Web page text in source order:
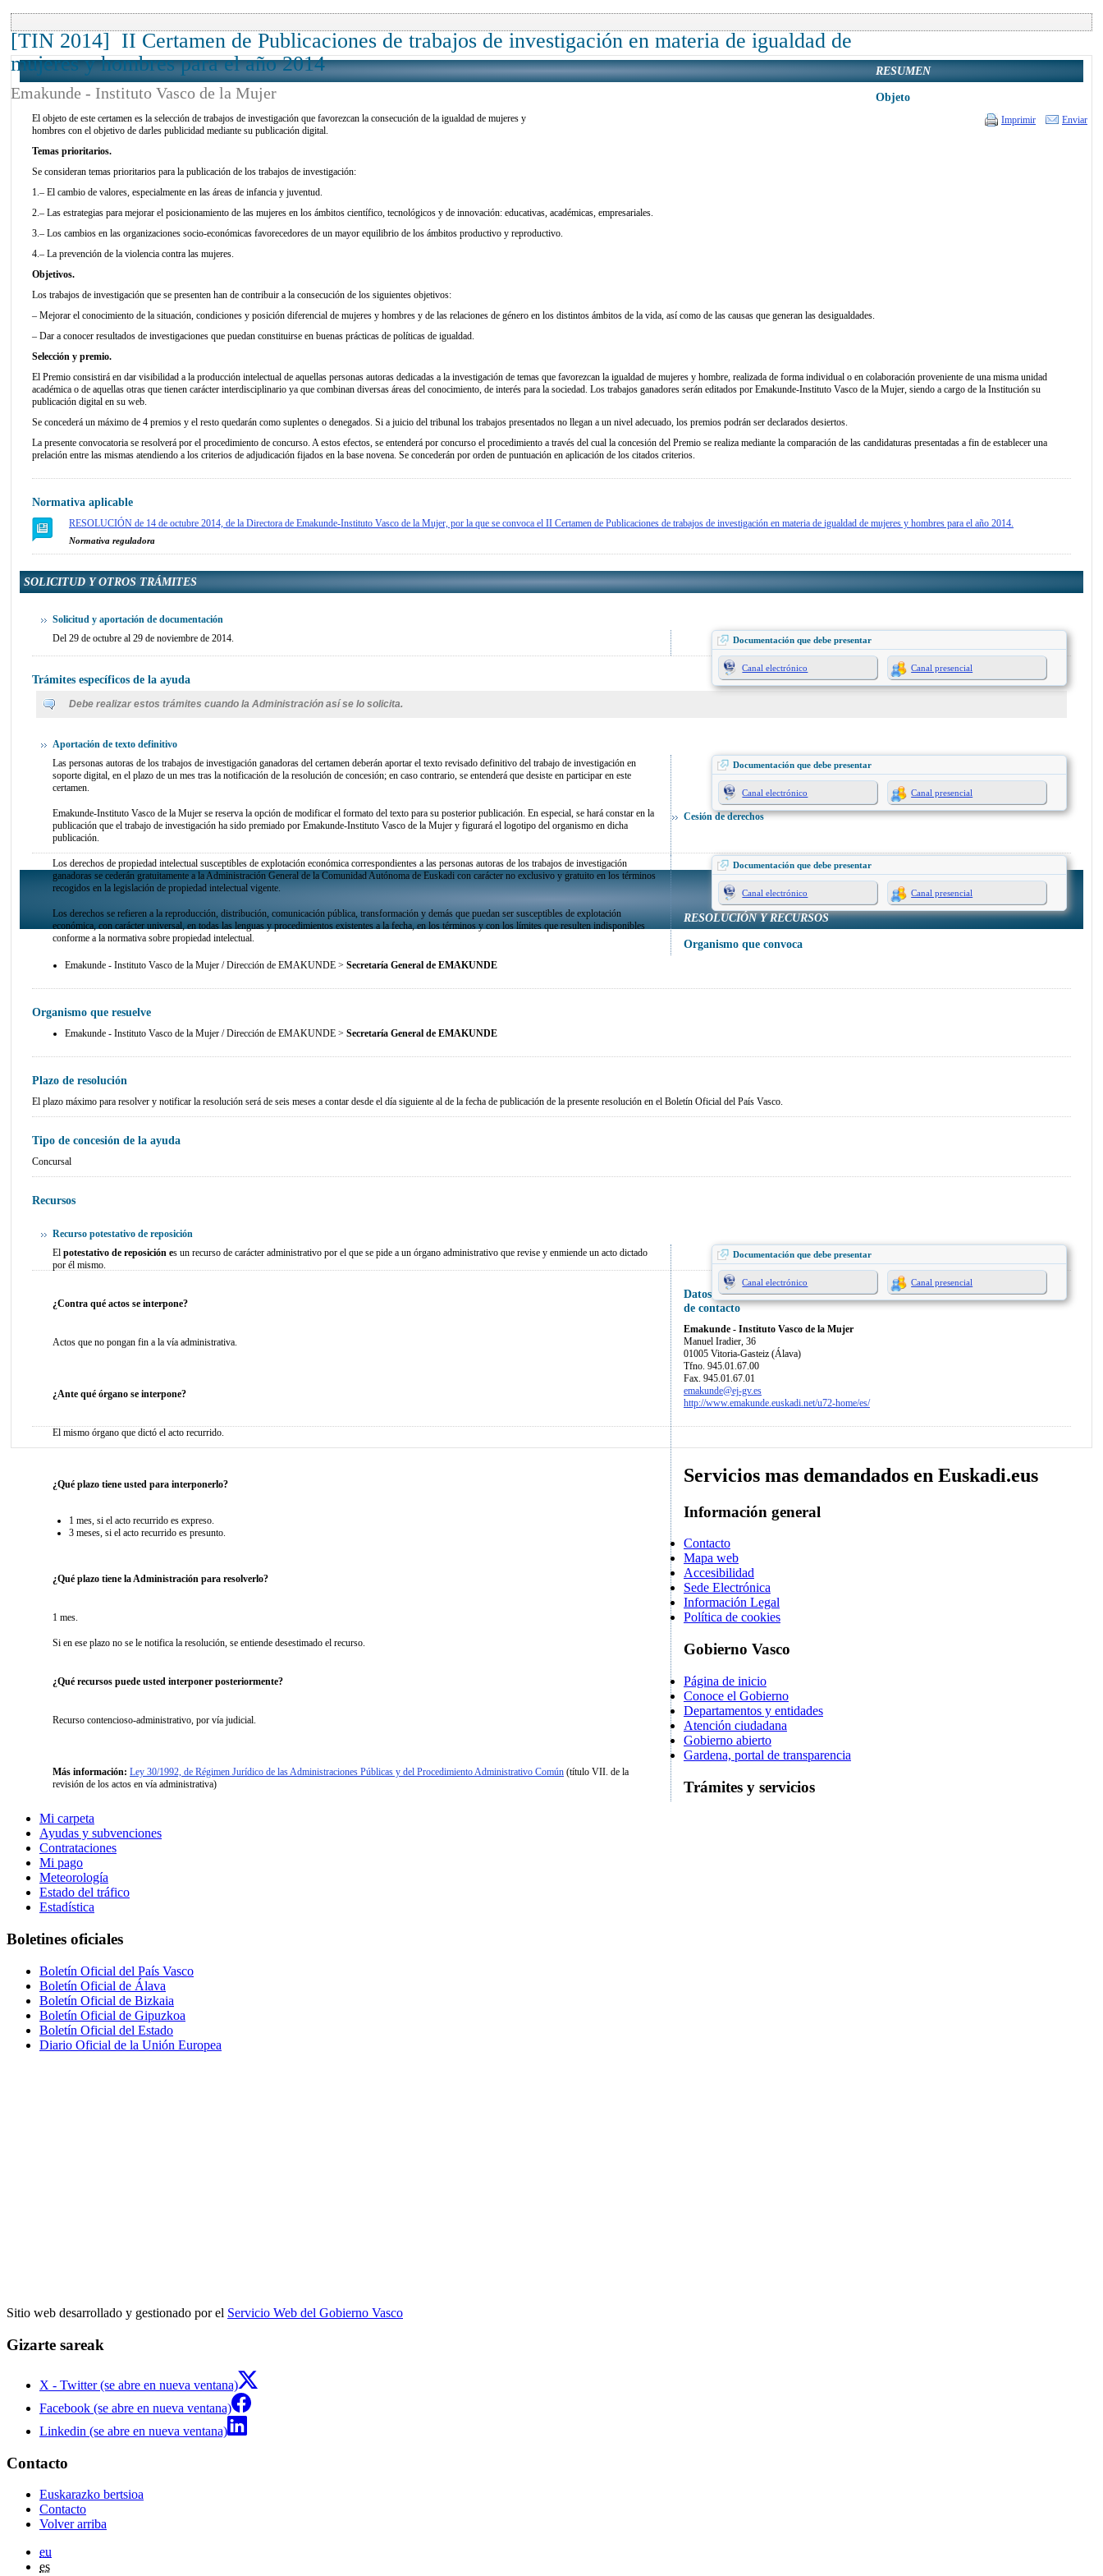
[TIN 2014] II Certamen de Publicaciones de trabajos de investigación en materia de igualdad de
mujeres y hombres para el año 2014
Emakunde - Instituto Vasco de la Mujer
Imprimir Enviar
RESUMEN
Objeto
El objeto de este certamen es la selección de trabajos de investigación que favorezcan la consecución de la igualdad de mujeres y
hombres con el objetivo de darles publicidad mediante su publicación digital.
Temas prioritarios.
Se consideran temas prioritarios para la publicación de los trabajos de investigación:
1.– El cambio de valores, especialmente en las áreas de infancia y juventud.
2.– Las estrategias para mejorar el posicionamiento de las mujeres en los ámbitos científico, tecnológicos y de innovación: educativas, académicas, empresariales.
3.– Los cambios en las organizaciones socio-económicas favorecedores de un mayor equilibrio de los ámbitos productivo y reproductivo.
4.– La prevención de la violencia contra las mujeres.
Objetivos.
Los trabajos de investigación que se presenten han de contribuir a la consecución de los siguientes objetivos:
– Mejorar el conocimiento de la situación, condiciones y posición diferencial de mujeres y hombres y de las relaciones de género en los distintos ámbitos de la vida, así como de las causas que generan las desigualdades.
– Dar a conocer resultados de investigaciones que puedan constituirse en buenas prácticas de políticas de igualdad.
Selección y premio.
El Premio consistirá en dar visibilidad a la producción intelectual de aquellas personas autoras dedicadas a la investigación de temas que favorezcan la igualdad de mujeres y hombre, realizada de forma individual o en colaboración proveniente de una misma unidad
académica o de aquellas otras que tienen carácter interdisciplinario ya que combinan diversas áreas del conocimiento, de interés para la sociedad. Los trabajos ganadores serán editados por Emakunde-Instituto Vasco de la Mujer, siendo a cargo de la Institución su
publicación digital en su web.
Se concederá un máximo de 4 premios y el resto quedarán como suplentes o denegados. Si a juicio del tribunal los trabajos presentados no llegan a un nivel adecuado, los premios podrán ser declarados desiertos.
La presente convocatoria se resolverá por el procedimiento de concurso. A estos efectos, se entenderá por concurso el procedimiento a través del cual la concesión del Premio se realiza mediante la comparación de las candidaturas presentadas a fin de establecer una
prelación entre las mismas atendiendo a los criterios de adjudicación fijados en la base novena. Se concederán por orden de puntuación en aplicación de los citados criterios.
Normativa aplicable
RESOLUCIÓN de 14 de octubre 2014, de la Directora de Emakunde-Instituto Vasco de la Mujer, por la que se convoca el II Certamen de Publicaciones de trabajos de investigación en materia de igualdad de mujeres y hombres para el año 2014.
Normativa reguladora
SOLICITUD Y OTROS TRÁMITES
Solicitud y aportación de documentación
Del 29 de octubre al 29 de noviembre de 2014.
Documentación que debe presentar
Canal electrónico Canal presencial
Trámites específicos de la ayuda
Debe realizar estos trámites cuando la Administración así se lo solicita.
Aportación de texto definitivo
Las personas autoras de los trabajos de investigación ganadoras del certamen deberán aportar el texto revisado definitivo del trabajo de investigación en
soporte digital, en el plazo de un mes tras la notificación de la resolución de concesión; en caso contrario, se entenderá que desiste en participar en este
certamen.
Emakunde-Instituto Vasco de la Mujer se reserva la opción de modificar el formato del texto para su posterior publicación. En especial, se hará constar en la
publicación que el trabajo de investigación ha sido premiado por Emakunde-Instituto Vasco de la Mujer y figurará el logotipo del organismo en dicha
publicación.
Documentación que debe presentar
Canal electrónico Canal presencial
Cesión de derechos
Los derechos de propiedad intelectual susceptibles de explotación económica correspondientes a las personas autoras de los trabajos de investigación
ganadoras se cederán gratuitamente a la Administración General de la Comunidad Autónoma de Euskadi con carácter no exclusivo y gratuito en los términos
recogidos en la legislación de propiedad intelectual vigente.
Los derechos se refieren a la reproducción, distribución, comunicación pública, transformación y demás que puedan ser susceptibles de explotación
económica, con carácter universal, en todas las lenguas y procedimientos existentes a la fecha, en los términos y con los límites que resulten indisponibles
conforme a la normativa sobre propiedad intelectual.
Documentación que debe presentar
Canal electrónico Canal presencial
RESOLUCIÓN Y RECURSOS
Organismo que convoca
Emakunde - Instituto Vasco de la Mujer / Dirección de EMAKUNDE > Secretaría General de EMAKUNDE
Organismo que resuelve
Emakunde - Instituto Vasco de la Mujer / Dirección de EMAKUNDE > Secretaría General de EMAKUNDE
Plazo de resolución
El plazo máximo para resolver y notificar la resolución será de seis meses a contar desde el día siguiente al de la fecha de publicación de la presente resolución en el Boletín Oficial del País Vasco.
Tipo de concesión de la ayuda
Concursal
Recursos
Recurso potestativo de reposición
El potestativo de reposición es un recurso de carácter administrativo por el que se pide a un órgano administrativo que revise y enmiende un acto dictado
por él mismo.
¿Contra qué actos se interpone?
Actos que no pongan fin a la vía administrativa.
¿Ante qué órgano se interpone?
El mismo órgano que dictó el acto recurrido.
¿Qué plazo tiene usted para interponerlo?
1 mes, si el acto recurrido es expreso.
3 meses, si el acto recurrido es presunto.
¿Qué plazo tiene la Administración para resolverlo?
1 mes.
Si en ese plazo no se le notifica la resolución, se entiende desestimado el recurso.
¿Qué recursos puede usted interponer posteriormente?
Recurso contencioso-administrativo, por vía judicial.
Más información: Ley 30/1992, de Régimen Jurídico de las Administraciones Públicas y del Procedimiento Administrativo Común (título VII. de la
revisión de los actos en vía administrativa)
Documentación que debe presentar
Canal electrónico Canal presencial
Datos
de contacto
Emakunde - Instituto Vasco de la Mujer
Manuel Iradier, 36
01005 Vitoria-Gasteiz (Álava)
Tfno. 945.01.67.00
Fax. 945.01.67.01
emakunde@ej-gv.es
http://www.emakunde.euskadi.net/u72-home/es/
Servicios mas demandados en Euskadi.eus
Información general
Contacto
Mapa web
Accesibilidad
Sede Electrónica
Información Legal
Política de cookies
Gobierno Vasco
Página de inicio
Conoce el Gobierno
Departamentos y entidades
Atención ciudadana
Gobierno abierto
Gardena, portal de transparencia
Trámites y servicios
Mi carpeta
Ayudas y subvenciones
Contrataciones
Mi pago
Meteorología
Estado del tráfico
Estadística
Boletines oficiales
Boletín Oficial del País Vasco
Boletín Oficial de Álava
Boletín Oficial de Bizkaia
Boletín Oficial de Gipuzkoa
Boletín Oficial del Estado
Diario Oficial de la Unión Europea
Sitio web desarrollado y gestionado por el Servicio Web del Gobierno Vasco
Gizarte sareak
X - Twitter (se abre en nueva ventana)
Facebook (se abre en nueva ventana)
Linkedin (se abre en nueva ventana)
Contacto
Euskarazko bertsioa
Contacto
Volver arriba
eu
es